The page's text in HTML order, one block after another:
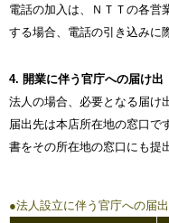
電話の加入は、ＮＴＴの各営
する場合、電話の引き込みに
4. 開業に伴う官庁への届け出
法人の場合、必要となる届け
届出先は本店所在地の窓口で
書をその所在地の窓口にも提
●法人設立に伴う官庁への届